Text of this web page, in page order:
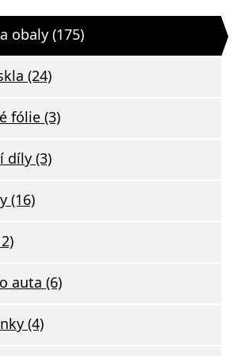
obaly (175)
(24)
fólie (3)
díly (3)
(16)
auta (6)
(4)